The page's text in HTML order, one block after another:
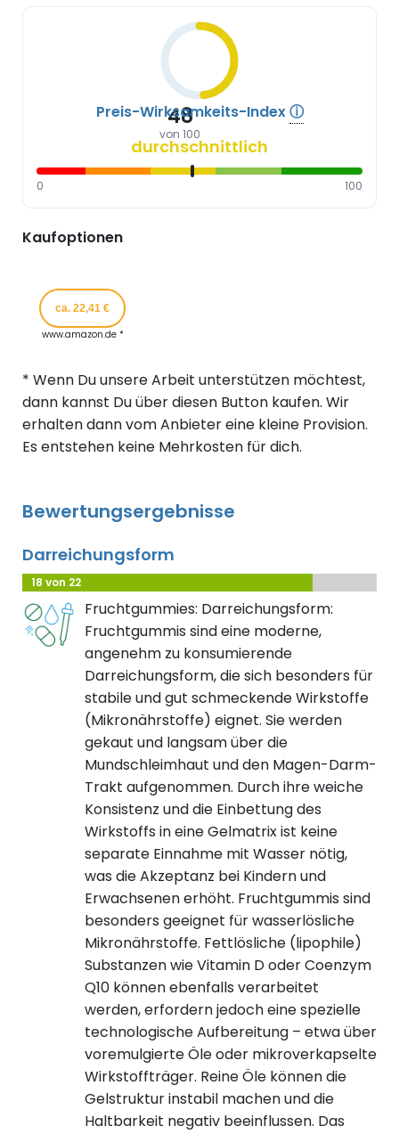
48
von 100
Preis-Wirksamkeits-Indexⓘ
durchschnittlich
0 100
Kaufoptionen
ca. 22,41 €
www.amazon.de *
* Wenn Du unsere Arbeit unterstützen möchtest,
dann kannst Du über diesen Button kaufen. Wir
erhalten dann vom Anbieter eine kleine Provision.
Es entstehen keine Mehrkosten für dich.
Bewertungsergebnisse
Darreichungsform
18 von 22
Fruchtgummies: Darreichungsform:
Fruchtgummis sind eine moderne,
angenehm zu konsumierende
Darreichungsform, die sich besonders für
stabile und gut schmeckende Wirkstoffe
(Mikronährstoffe) eignet. Sie werden
gekaut und langsam über die
Mundschleimhaut und den Magen-Darm-
Trakt aufgenommen. Durch ihre weiche
Konsistenz und die Einbettung des
Wirkstoffs in eine Gelmatrix ist keine
separate Einnahme mit Wasser nötig,
was die Akzeptanz bei Kindern und
Erwachsenen erhöht. Fruchtgummis sind
besonders geeignet für wasserlösliche
Mikronährstoffe. Fettlösliche (lipophile)
Substanzen wie Vitamin D oder Coenzym
Q10 können ebenfalls verarbeitet
werden, erfordern jedoch eine spezielle
technologische Aufbereitung – etwa über
voremulgierte Öle oder mikroverkapselte
Wirkstoffträger. Reine Öle können die
Gelstruktur instabil machen und die
Haltbarkeit negativ beeinflussen. Das